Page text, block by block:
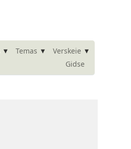
▾ Temas ▾ Verskeie ▾
Gidse